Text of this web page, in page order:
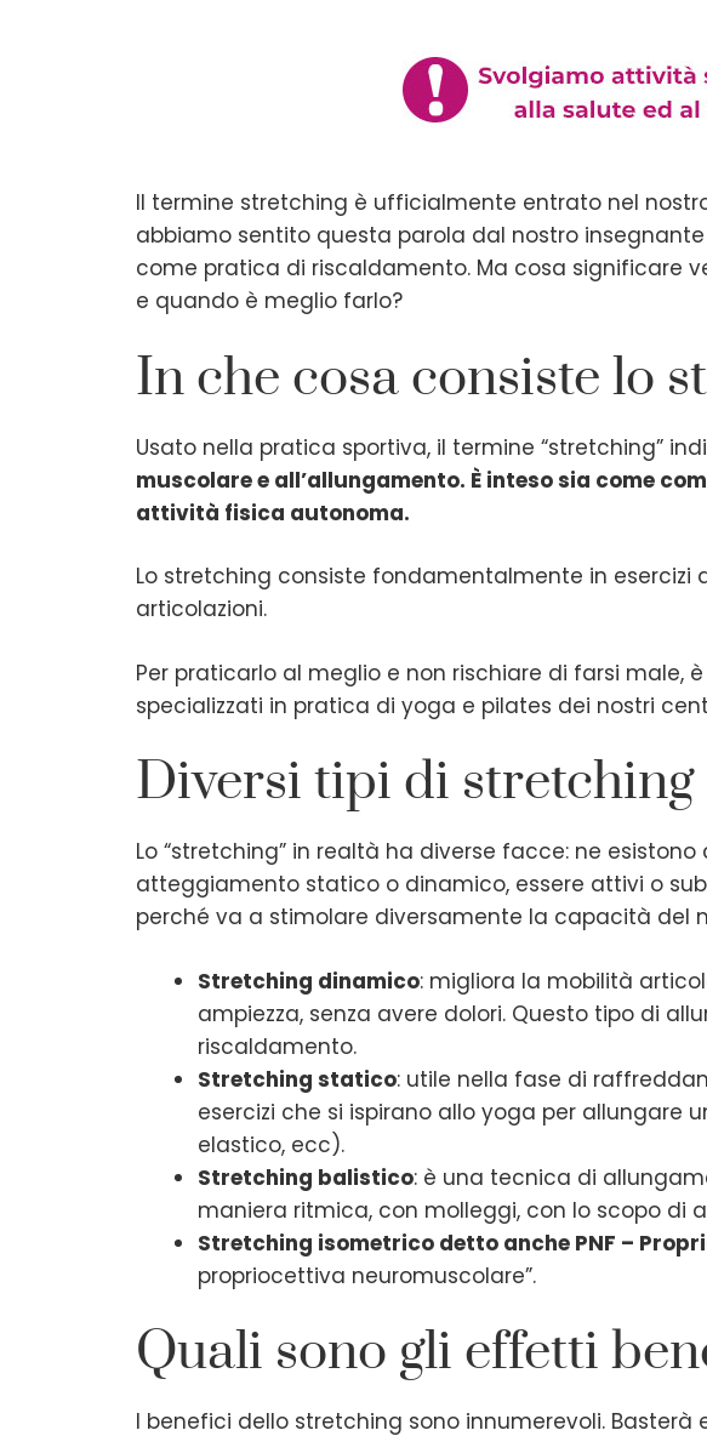
Il termine stretching è ufficialmente entrato nel
abbiamo sentito questa parola dal nostro insegnante
come pratica di riscaldamento. Ma cosa significare
e quando è meglio farlo?
In che cosa consiste lo
Usato nella pratica sportiva, il termine “stretching”
muscolare e all’allungamento. È inteso sia come
attività fisica autonoma.
Lo stretching consiste fondamentalmente in
articolazioni.
Per praticarlo al meglio e non rischiare di farsi male,
specializzati in pratica di yoga e pilates dei nostri
Diversi tipi di stretching
Lo “stretching” in realtà ha diverse facce: ne
atteggiamento statico o dinamico, essere attivi o
perché va a stimolare diversamente la capacità del
Stretching dinamico: migliora la mobilità
ampiezza, senza avere dolori. Questo tipo di
riscaldamento.
Stretching statico: utile nella fase di
esercizi che si ispirano allo yoga per allungare
elastico, ecc).
Stretching balistico: è una tecnica di
maniera ritmica, con molleggi, con lo scopo di
Stretching isometrico detto anche PNF –
propriocettiva neuromuscolare”.
Quali sono gli effetti
I benefici dello stretching sono innumerevoli.